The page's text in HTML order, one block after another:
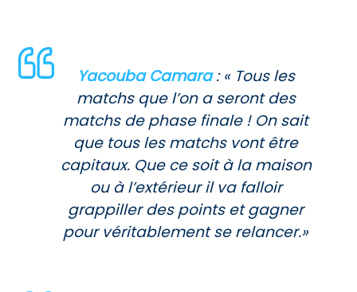
Yacouba Camara: « Tous les
matchs que l’on a seront des
matchs de phase finale ! On sait
que tous les matchs vont être
capitaux. Que ce soit à la maison
ou à l’extérieur il va falloir
grappiller des points et gagner
pour véritablement se relancer.»